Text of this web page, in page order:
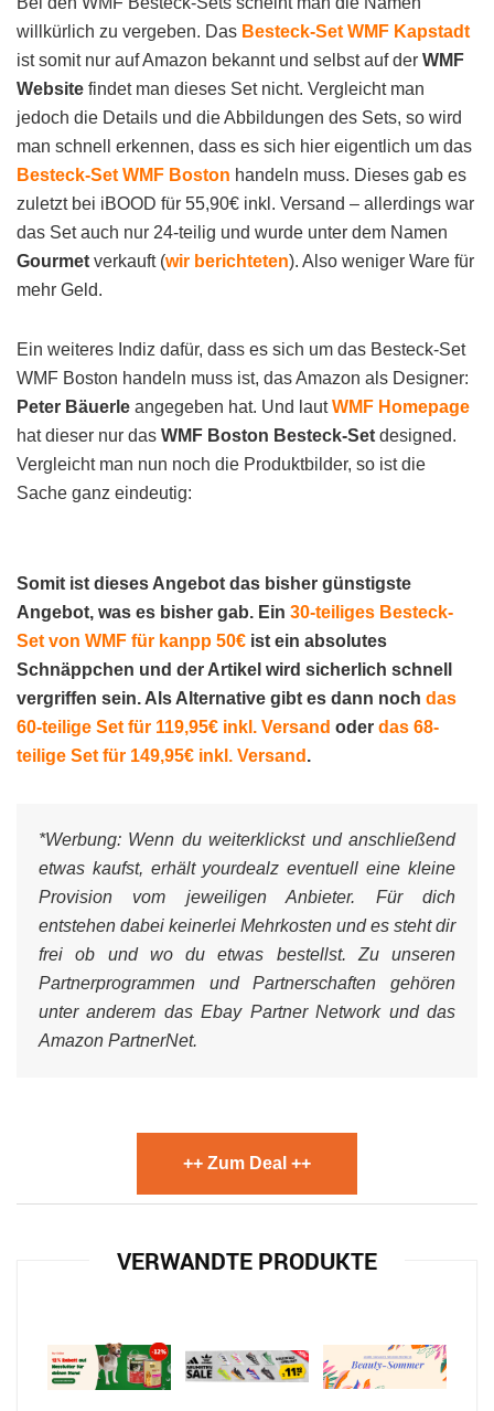
willkürlich zu vergeben. Das Besteck-Set WMF Kapstadt
ist somit nur auf Amazon bekannt und selbst auf der WMF
Website findet man dieses Set nicht. Vergleicht man
jedoch die Details und die Abbildungen des Sets, so wird
man schnell erkennen, dass es sich hier eigentlich um das
Besteck-Set WMF Boston handeln muss. Dieses gab es
zuletzt bei iBOOD für 55,90€ inkl. Versand – allerdings war
das Set auch nur 24-teilig und wurde unter dem Namen
Gourmet verkauft (wir berichteten). Also weniger Ware für
mehr Geld.
Ein weiteres Indiz dafür, dass es sich um das Besteck-Set
WMF Boston handeln muss ist, das Amazon als Designer:
Peter Bäuerle angegeben hat. Und lautWMF Homepage
hat dieser nur das WMF Boston Besteck-Set designed.
Vergleicht man nun noch die Produktbilder, so ist die
Sache ganz eindeutig:
Somit ist dieses Angebot das bisher günstigste
Angebot, was es bisher gab. Ein 30-teiliges Besteck-
Set von WMF für kanpp 50€ ist ein absolutes
Schnäppchen und der Artikel wird sicherlich schnell
vergriffen sein. Als Alternative gibt es dann noch das
60-teilige Set für 119,95€ inkl. Versand oder das 68-
teilige Set für 149,95€ inkl. Versand .
*Werbung: Wenn du weiterklickst und anschließend
etwas kaufst, erhält yourdealz eventuell eine kleine
Provision vom jeweiligen Anbieter. Für dich
entstehen dabei keinerlei Mehrkosten und es steht dir
frei ob und wo du etwas bestellst. Zu unseren
Partnerprogrammen und Partnerschaften gehören
unter anderem das Ebay Partner Network und das
Amazon PartnerNet.
++ Zum Deal ++
VERWANDTE PRODUKTE